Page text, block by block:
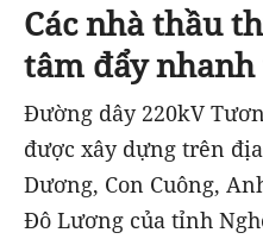
Các nhà thầu
tâm đẩy
Đường dây 220kV
được xây dựng trên
Dương, Con Cuông,
Đô Lương của tỉnh